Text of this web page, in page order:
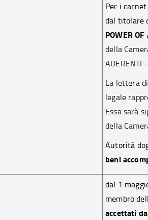
Per i
dal titolare
POWER OF
della
ADERENTI
La lettera
legale
Essa sarà
della
Autorità
beni
dal 1
membro
accettati